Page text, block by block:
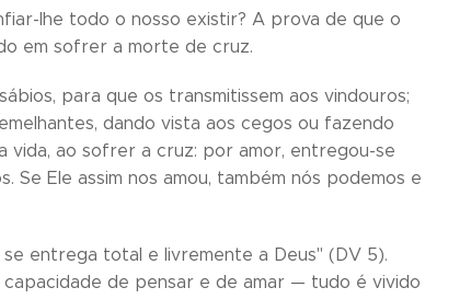
lhe todo o nosso existir? A prova de que o
em sofrer a morte de cruz.
para que os transmitissem aos vindouros;
dando vista aos cegos ou fazendo
vida, ao sofrer a cruz: por amor, entregou-se
Ele assim nos amou, também nós podemos e
entrega total e livremente a Deus" (DV 5).
de pensar e de amar — tudo é vivido